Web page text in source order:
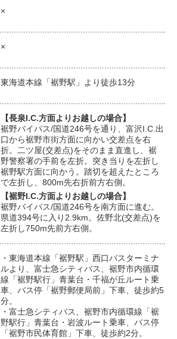
×
×
東海道本線「裾野駅」より徒歩13分
【長泉I.C.方面よりお越しの場合】
裾野バイパス/国道246号を通り、富沢I.C.出
口から裾野市街方面に向かい交差点を右
折。二ツ屋(交差点)をそのまま直進し、裾
野警察署の手前を左折。突き当りを左折し
裾野駅方面に向かう。踏切を超えたところ
で左折し、800m先右折前方右側。
【裾野I.C.方面よりお越しの場合】
裾野バイパス/国道246号を南方面に進む。
県道394号に入り2.9km。佐野北(交差点)を
左折し750m先前方右側。
・東海道本線「裾野駅」西口バスターミナ
ルより、富士急シティバス、裾野市内循環
線「裾野駅行」青葉台・千福が丘ルート乗
車、バス停「裾野郵便局前」下車、徒歩約5
分。
・富士急シティバス、裾野市内循環線「裾
野駅行」青葉台・岩波ルート乗車、バス停
「裾野市民体育館」下車、徒歩約2分。